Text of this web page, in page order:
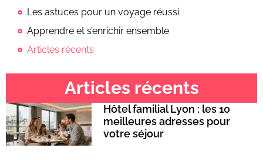
Les astuces pour un voyage réussi
Apprendre et s’enrichir ensemble
Articles récents
Articles récents
Hôtel familial Lyon : les 10
meilleures adresses pour
votre séjour